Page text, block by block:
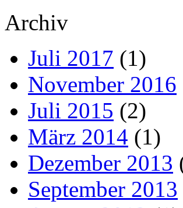
Archiv
Juli 2017 (1)
November 2016
Juli 2015 (2)
März 2014 (1)
Dezember 2013
September 2013